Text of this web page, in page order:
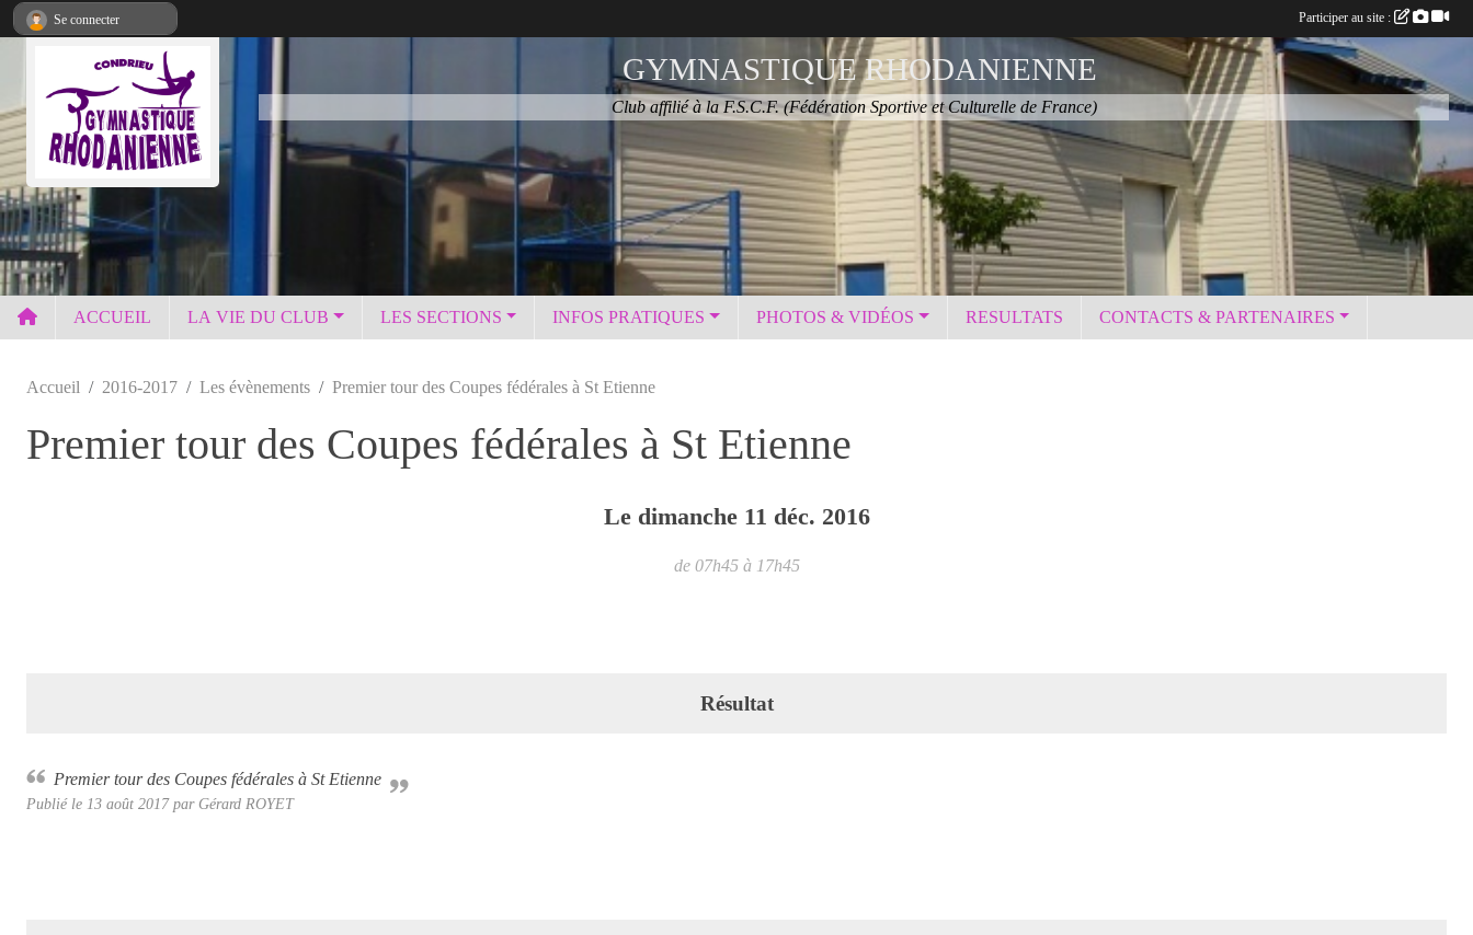
GYMNASTIQUE RHODANIENNE
Club affilié à la F.S.C.F. (Fédération Sportive et Culturelle de France)
ACCUEIL LA VIE DU CLUB LES SECTIONS INFOS PRATIQUES PHOTOS & VIDÉOS RESULTATS CONTACTS & PARTENAIRES
Accueil 2016-2017 Les évènements Premier tour des Coupes fédérales à St Etienne
Premier tour des Coupes fédérales à St Etienne
Le dimanche 11 déc. 2016
de 07h45 à 17h45
Résultat
Premier tour des Coupes fédérales à St Etienne
Publié le 13 août 2017parGérard ROYET
Se connecter Participer au site :
Panneau de gestion des cookies